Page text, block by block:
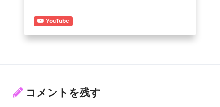
YouTube
コメントを残す